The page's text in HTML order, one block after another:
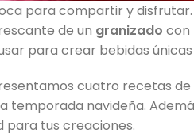
para compartir y
de un granizado con
para crear bebidas
cuatro recetas de
temporada navideña.
para tus creaciones.